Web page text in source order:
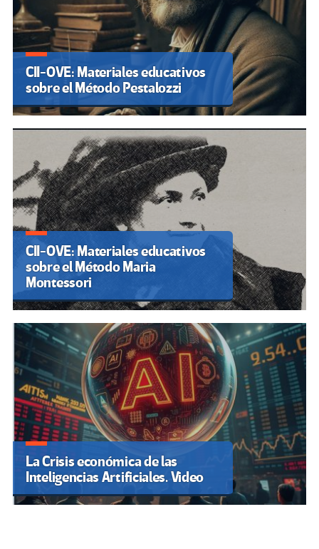
CII-OVE: Materiales educativos
sobre el Método Pestalozzi
CII-OVE: Materiales educativos
sobre el Método Maria
Montessori
La Crisis económica de las
Inteligencias Artificiales. Video